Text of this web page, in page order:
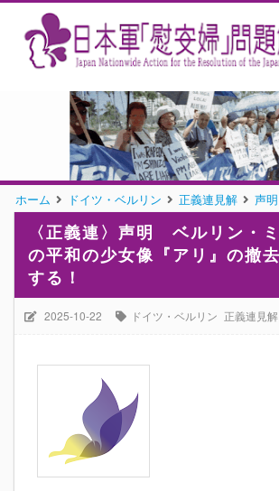
ホーム ドイツ・ベルリン 正義連見解 声明
〈正義連〉声明 ベルリン・
の平和の少女像『アリ』の撤
する！
2025-10-22 ドイツ・ベルリン 正義連見解